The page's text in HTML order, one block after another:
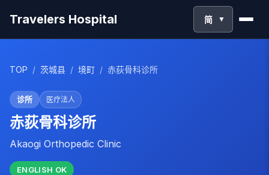
Travelers Hospital 简 ▼
TOP / 茨城县 / 境町 / 赤荻骨科诊所
诊所 医疗法人
赤荻骨科诊所
Akaogi Orthopedic Clinic
ENGLISH OK